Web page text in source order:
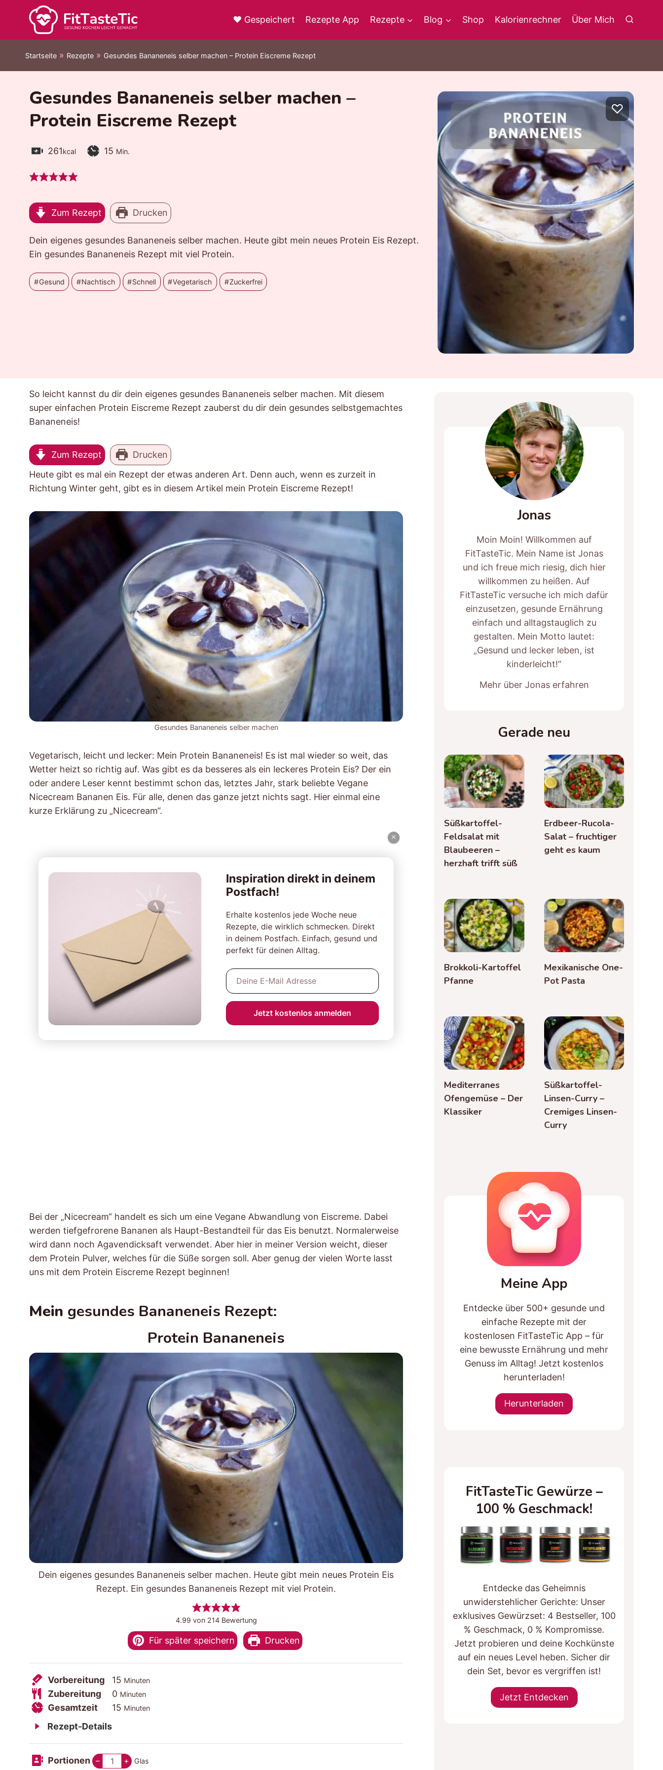
springen
♥ Gespeichert Rezepte App Rezepte Blog Shop Kalorienrechner Über Mich
Startseite » Rezepte » Gesundes Bananeneis selber machen – Protein Eiscreme Rezept
Gesundes Bananeneis selber machen –
Protein Eiscreme Rezept
Kalorien:
261kcal Zubereitungszeit:
15Minuten
Min.
♡
Zum Rezept Drucken
Dein eigenes gesundes Bananeneis selber machen. Heute gibt mein neues Protein Eis Rezept.
Ein gesundes Bananeneis Rezept mit viel Protein.
Gesund Nachtisch Schnell Vegetarisch Zuckerfrei
So leicht kannst du dir dein eigenes gesundes Bananeneis selber machen. Mit diesem
super einfachen Protein Eiscreme Rezept zauberst du dir dein gesundes selbstgemachtes
Bananeneis!
Zum Rezept
Drucken
Heute gibt es mal ein Rezept der etwas anderen Art. Denn auch, wenn es zurzeit in
Richtung Winter geht, gibt es in diesem Artikel mein Protein Eiscreme Rezept!
Gesundes Bananeneis selber machen
Vegetarisch, leicht und lecker: Mein Protein Bananeneis! Es ist mal wieder so weit, das
Wetter heizt so richtig auf. Was gibt es da besseres als ein leckeres Protein Eis? Der ein
oder andere Leser kennt bestimmt schon das, letztes Jahr, stark beliebte Vegane
Nicecream Bananen Eis. Für alle, denen das ganze jetzt nichts sagt. Hier einmal eine
kurze Erklärung zu „Nicecream“.
×
Inspiration direkt in deinem
Postfach!
Erhalte kostenlos jede Woche neue
Rezepte, die wirklich schmecken. Direkt
in deinem Postfach. Einfach, gesund und
perfekt für deinen Alltag.
Jetzt kostenlos anmelden
Bei der „Nicecream“ handelt es sich um eine Vegane Abwandlung von Eiscreme. Dabei
werden tiefgefrorene Bananen als Haupt-Bestandteil für das Eis benutzt. Normalerweise
wird dann noch Agavendicksaft verwendet. Aber hier in meiner Version weicht, dieser
dem Protein Pulver, welches für die Süße sorgen soll. Aber genug der vielen Worte lasst
uns mit dem Protein Eiscreme Rezept beginnen!
Mein gesundes Bananeneis Rezept:
Protein Bananeneis
Dein eigenes gesundes Bananeneis selber machen. Heute gibt mein neues Protein Eis
Rezept. Ein gesundes Bananeneis Rezept mit viel Protein.
4.99 von 214Bewertung
Für später speichern Drucken
V
o
r
b
e
Vorbereitung 15 M
i
n
n
Minuten
Z
u
b
e
Zubereitung 0M
i
Minuten
G
e
m
Gesamtzeit 15 M
t
Minuten
Rezept-Details
Portionen – + Glas
Jonas
Moin Moin! Willkommen auf
FitTasteTic. Mein Name ist Jonas
und ich freue mich riesig, dich hier
willkommen zu heißen. Auf
FitTasteTic versuche ich mich dafür
einzusetzen, gesunde Ernährung
einfach und alltagstauglich zu
gestalten. Mein Motto lautet:
„Gesund und lecker leben, ist
kinderleicht!“
Mehr über Jonas erfahren
Gerade neu
Süßkartoffel-
Feldsalat mit
Blaubeeren –
herzhaft trifft süß
Erdbeer-Rucola-
Salat – fruchtiger
geht es kaum
Brokkoli-Kartoffel
Pfanne
Mexikanische One-
Pot Pasta
Mediterranes
Ofengemüse – Der
Klassiker
Süßkartoffel-
Linsen-Curry –
Cremiges Linsen-
Curry
Meine App
Entdecke über 500+ gesunde und
einfache Rezepte mit der
kostenlosen FitTasteTic App – für
eine bewusste Ernährung und mehr
Genuss im Alltag! Jetzt kostenlos
herunterladen!
Herunterladen
FitTasteTic Gewürze –
100 % Geschmack!
Entdecke das Geheimnis
unwiderstehlicher Gerichte: Unser
exklusives Gewürzset: 4 Bestseller, 100
% Geschmack, 0 % Kompromisse.
Jetzt probieren und deine Kochkünste
auf ein neues Level heben. Sicher dir
dein Set, bevor es vergriffen ist!
Jetzt Entdecken